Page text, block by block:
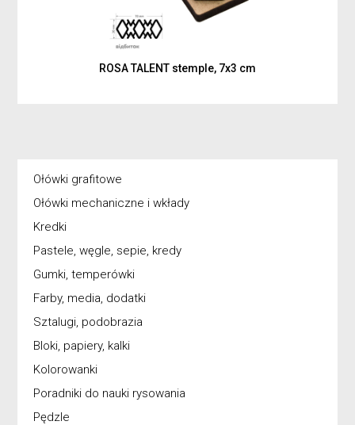
ROSA TALENT stemple, 7x3 cm
Ołówki grafitowe
Ołówki mechaniczne i wkłady
Kredki
Pastele, węgle, sepie, kredy
Gumki, temperówki
Farby, media, dodatki
Sztalugi, podobrazia
Bloki, papiery, kalki
Kolorowanki
Poradniki do nauki rysowania
Pędzle